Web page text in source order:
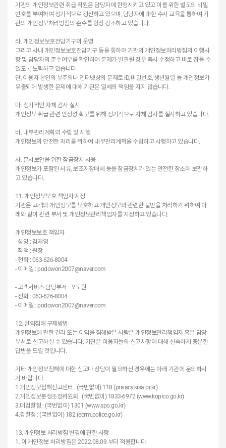
기관의 개인정보관련 취급 직원은 담당자에 한정시키고 있고 이를 위한 별도의 비밀
번호를 부여하여 정기적으로 갱신하고 있으며, 담당자에 대한 수시 교육을 통하여 기
관의 개인정보처리방침의 준수를 항상 강조하고 있습니다.
라. 개인정보보호전담기구의 운영
그리고 사내 개인정보보호전담기구 등을 통하여 기관의 개인정보처리방침의 이행사
항 및 담당자의 준수여부를 확인하여 문제가 발견될 경우 즉시 수정하고 바로 잡을 수
있도록 노력하고 있습니다.
단, 이용자 본인의 부주의나 인터넷상의 문제로 ID, 비밀번호, 생년월일 등 개인정보가
유출되어 발생한 문제에 대해 기관은 일체의 책임을 지지 않습니다.
마. 정기적인 자체 감사 실시
개인정보 취급 관련 안정성 확보를 위해 정기적으로 자체 감사를 실시하고 있습니다.
바. 내부관리계획의 수립 및 시행
개인정보의 안전한 처리를 위하여 내부관리계획을 수립하고 시행하고 있습니다.
사. 문서보안을 위한 잠금장치 사용
개인정보가 포함된 서류, 보조저장매체 등을 잠금장치가 있는 안전한 장소에 보관하
고 있습니다.
11. 개인정보보호 책임자 지정
기관은 고객의 개인정보를 보호하고 개인정보와 관련한 불만을 처리하기 위하여 아
래와 같이 관련 부서 및 개인정보관리책임자를 지정하고 있습니다.
개인정보보호 책임자
- 성명 : 김재영
- 직책 : 원장
- 전화 : 063-626-8004
- 이메일 : podowon2007@naver.com
- 고객서비스 담당부서 : 포도원
- 전화 : 063-626-8004
- 이메일 : podowon2007@naver.com
12. 권익침해 구제방법
개인정보에 관한 권리 또는 이익을 침해받은 사람은 개인정보관리책임자 혹은 담당
부서로 신고하실 수 있습니다. 기관은 이용자들의 신고사항에 대해 신속하게 충분한
답변을 드릴 것입니다.
기타 개인정보침해에 대한 신고나 상담이 필요하신 경우에는 아래 기관에 문의하시
기 바랍니다.
1.개인정보침해신고센터 : (국번없이) 118 (privacy.kisa.or.kr)
2.개인정보분쟁조정위원회 : (국번없이) 1833-6972 (www.kopico.go.kr)
3.대검찰청 : (국번없이) 1301 (www.spo.go.kr)
4.경찰청 : (국번없이) 182 (ecrm.police.go.kr)
13. 개인정보 처리방침 변경에 관한 사항
1. 이 개인정보 처리방침은 2022.08.09.부터 적용합니다.